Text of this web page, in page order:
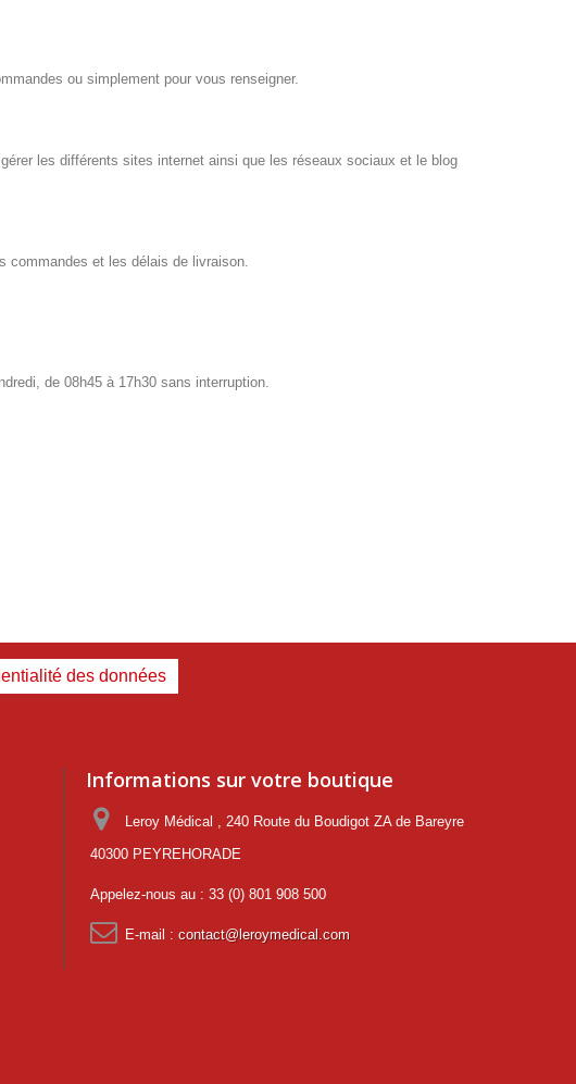
ou simplement pour vous renseigner.
les différents sites internet ainsi que les réseaux sociaux et le blog
commandes et les délais de livraison.
de 08h45 à 17h30 sans interruption.
Informations sur votre boutique
Leroy Médical , 240 Route du Boudigot ZA de Bareyre
40300 PEYREHORADE
Appelez-nous au : 33 (0) 801 908 500
E-mail : contact@leroymedical.com
des données